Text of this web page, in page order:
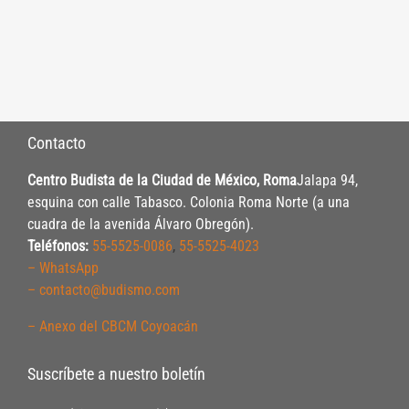
Contacto
Centro Budista de la Ciudad de México, RomaJalapa 94,
esquina con calle Tabasco. Colonia Roma Norte (a una
cuadra de la avenida Álvaro Obregón).
Teléfonos: 55-5525-0086, 55-5525-4023
– WhatsApp
– contacto@budismo.com
– Anexo del CBCM Coyoacán
Suscríbete a nuestro boletín